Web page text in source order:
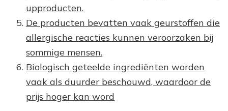
upproducten.
De producten bevatten vaak geurstoffen die
allergische reacties kunnen veroorzaken bij
sommige mensen.
Biologisch geteelde ingrediënten worden
vaak als duurder beschouwd, waardoor de
prijs hoger kan word